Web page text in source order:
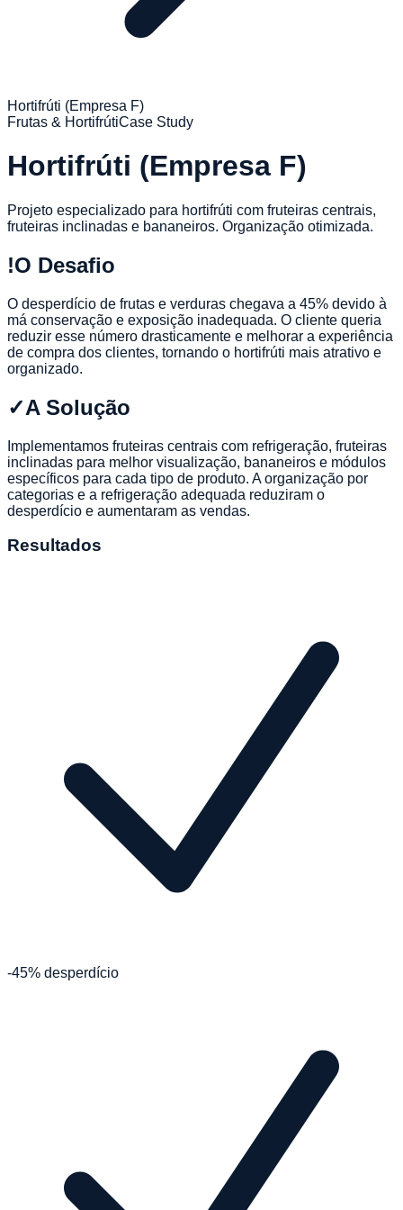
Hortifrúti (Empresa F)
Frutas & HortifrútiCase Study
Hortifrúti (Empresa F)
Projeto especializado para hortifrúti com fruteiras centrais,
fruteiras inclinadas e bananeiros. Organização otimizada.
!O Desafio
O desperdício de frutas e verduras chegava a 45% devido à
má conservação e exposição inadequada. O cliente queria
reduzir esse número drasticamente e melhorar a experiência
de compra dos clientes, tornando o hortifrúti mais atrativo e
organizado.
✓A Solução
Implementamos fruteiras centrais com refrigeração, fruteiras
inclinadas para melhor visualização, bananeiros e módulos
específicos para cada tipo de produto. A organização por
categorias e a refrigeração adequada reduziram o
desperdício e aumentaram as vendas.
Resultados
-45% desperdício